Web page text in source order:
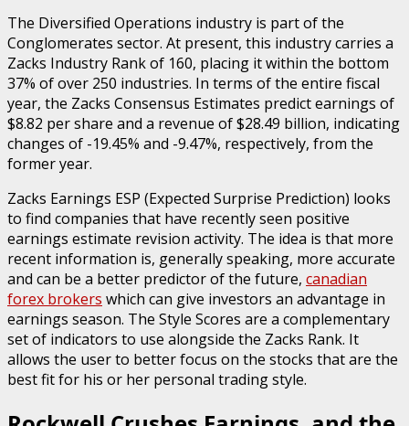
The Diversified Operations industry is part of the
Conglomerates sector. At present, this industry carries a
Zacks Industry Rank of 160, placing it within the bottom
37% of over 250 industries. In terms of the entire fiscal
year, the Zacks Consensus Estimates predict earnings of
$8.82 per share and a revenue of $28.49 billion, indicating
changes of -19.45% and -9.47%, respectively, from the
former year.
Zacks Earnings ESP (Expected Surprise Prediction) looks
to find companies that have recently seen positive
earnings estimate revision activity. The idea is that more
recent information is, generally speaking, more accurate
and can be a better predictor of the future, canadian
forex brokers which can give investors an advantage in
earnings season. The Style Scores are a complementary
set of indicators to use alongside the Zacks Rank. It
allows the user to better focus on the stocks that are the
best fit for his or her personal trading style.